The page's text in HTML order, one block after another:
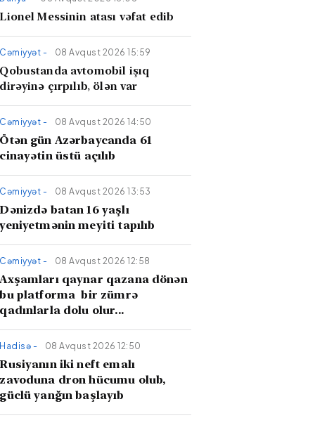
Lionel Messinin atası vəfat edib
Cəmiyyət - 08 Avqust 2026 15:59
Qobustanda avtomobil işıq
dirəyinə çırpılıb, ölən var
Cəmiyyət - 08 Avqust 2026 14:50
Ötən gün Azərbaycanda 61
cinayətin üstü açılıb
Cəmiyyət - 08 Avqust 2026 13:53
Dənizdə batan 16 yaşlı
yeniyetmənin meyiti tapılıb
Cəmiyyət - 08 Avqust 2026 12:58
Axşamları qaynar qazana dönən
bu platforma bir zümrə
qadınlarla dolu olur...
Hadisə - 08 Avqust 2026 12:50
Rusiyanın iki neft emalı
zavoduna dron hücumu olub,
güclü yanğın başlayıb